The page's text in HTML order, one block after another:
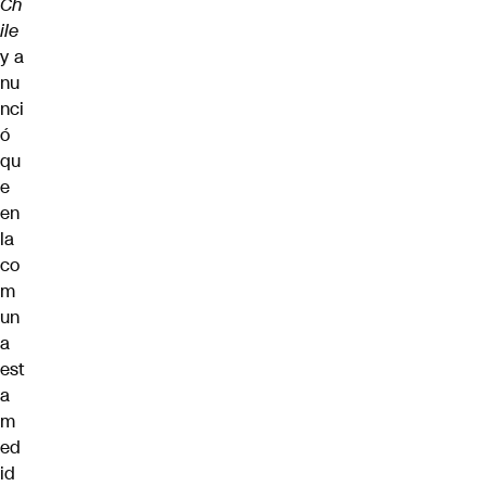
ile
y a
nu
nci
ó
qu
e
en
la
co
m
un
a
est
a
m
ed
id